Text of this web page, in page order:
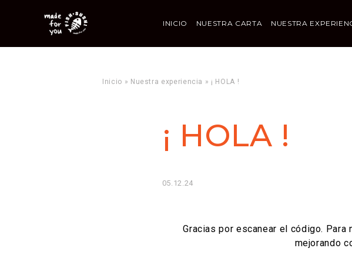
INICIO NUESTRA CARTA NUESTRA
Inicio » Nuestra experiencia » ¡ HOLA !
¡ HOLA !
05.12.24
Gracias por escanear el código.
mejorando